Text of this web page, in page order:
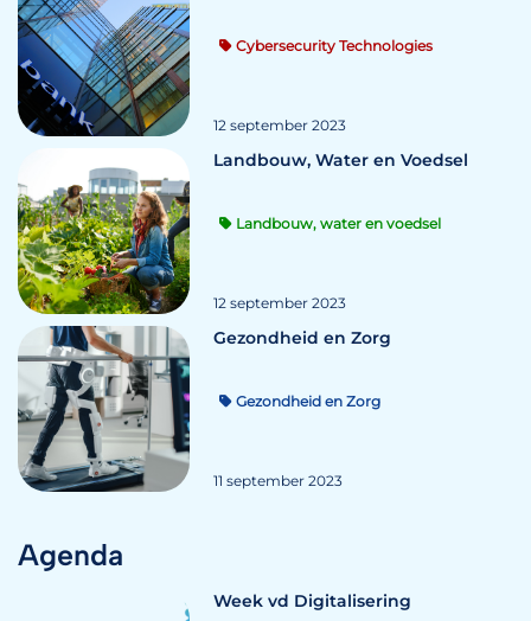
Cybersecurity Technologies
12 september 2023
Landbouw, Water en Voedsel
Landbouw, water en voedsel
12 september 2023
Gezondheid en Zorg
Gezondheid en Zorg
11 september 2023
Agenda
Week vd Digitalisering